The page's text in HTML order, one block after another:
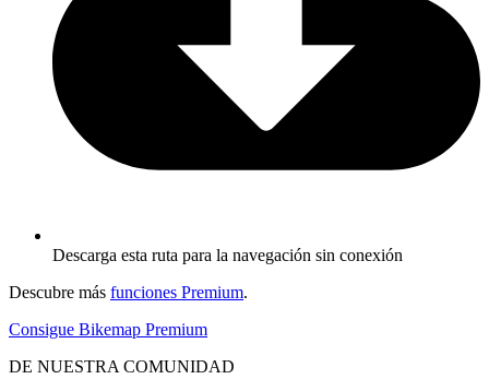
Descarga esta ruta para la navegación sin conexión
Descubre más funciones Premium.
Consigue Bikemap Premium
DE NUESTRA COMUNIDAD